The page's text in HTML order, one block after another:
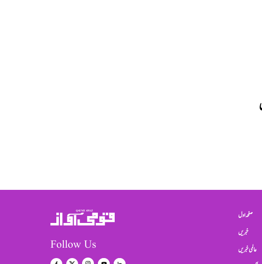
Follow Us
صفحہ اول
خبریں
عالمی خبریں